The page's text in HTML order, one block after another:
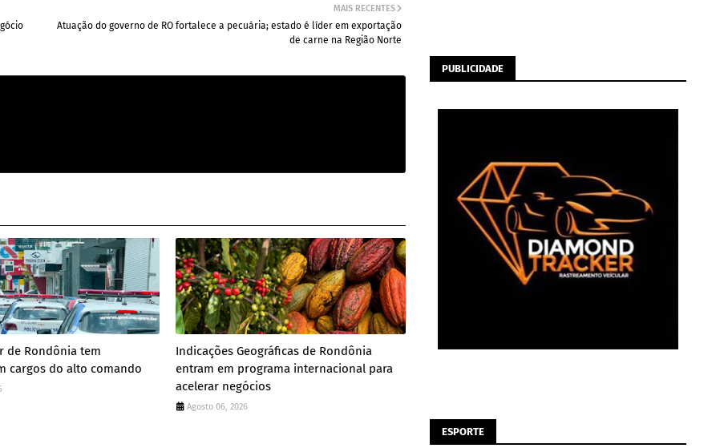
MAIS RECENTES
Atuação do governo de RO fortalece a pecuária; estado é líder em exportação
de carne na Região Norte
de Rondônia tem
cargos do alto comando
Indicações Geográficas de Rondônia
entram em programa internacional para
acelerar negócios
Agosto 06, 2026
PUBLICIDADE
ESPORTE